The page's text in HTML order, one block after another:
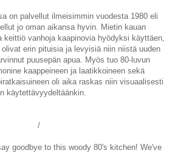
on palvellut ilmeisimmin vuodesta 1980 eli
jo oman aikansa hyvin. Mietin kauan
keittiö vanhoja kaapinovia hyödyksi käyttäen,
erin pituisia ja levyisiä niin niistä uuden
puusepän apua. Myös tuo 80-luvun
kaappeineen ja laatikkoineen sekä
oli aika raskas niin visuaalisesti
käytettävyydeltäänkin.
/
goodbye to this woody 80's kitchen! We've